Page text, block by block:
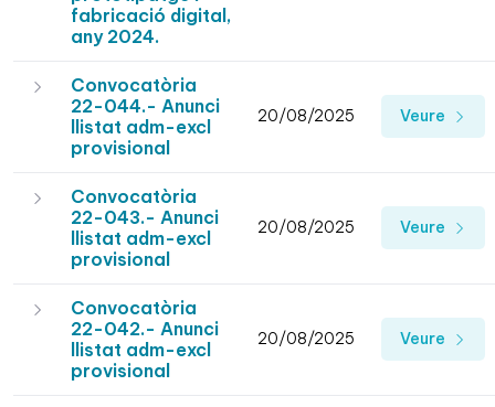
fabricació digital,
any 2024.
Convocatòria
22-044.- Anunci
llistat adm-excl
provisional
20/08/2025 Veure
Convocatòria
22-043.- Anunci
llistat adm-excl
provisional
20/08/2025 Veure
Convocatòria
22-042.- Anunci
llistat adm-excl
provisional
20/08/2025 Veure